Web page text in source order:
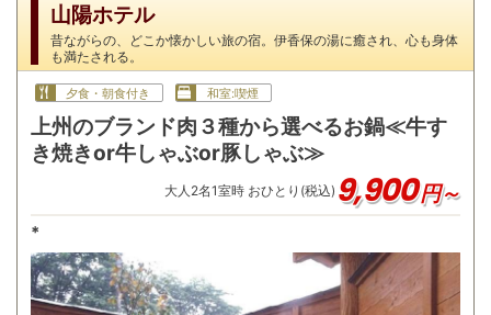
山陽ホテル
昔ながらの、どこか懐かしい旅の宿。伊香保の湯に癒され、心も身体
も満たされる。
夕食・朝食付き 和室:喫煙
上州のブランド肉３種から選べるお鍋≪牛す
き焼きor牛しゃぶor豚しゃぶ≫
大人 2名1室時 おひとり(税込) 9,900円～
*